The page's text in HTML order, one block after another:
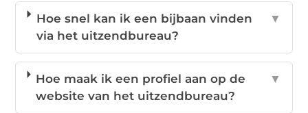
Hoe snel kan ik een bijbaan vinden
via het uitzendbureau?
▼
Hoe maak ik een profiel aan op de
website van het uitzendbureau?
▼